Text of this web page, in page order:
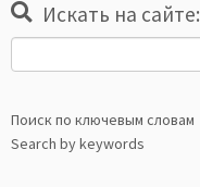
Искать на сайте:
Поиск по ключевым словам
Search by keywords